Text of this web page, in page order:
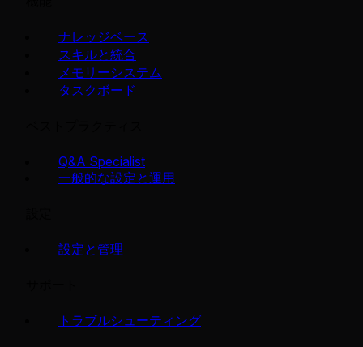
ナレッジベース
スキルと統合
メモリーシステム
タスクボード
Q&A Specialist
一般的な設定と運用
設定と管理
トラブルシューティング